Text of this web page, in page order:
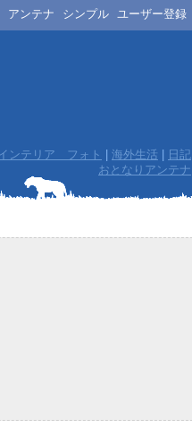
アンテナ シンプル ユーザー登録
テリア フォト 海外生活 日記
おとなりアンテナ